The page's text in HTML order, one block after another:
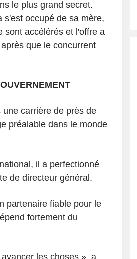
le plus grand secret.
s'est occupé de sa mère,
sont accélérés et l'offre a
que le concurrent
carrière de près de
préalable dans le monde
il a perfectionné
de directeur général.
partenaire fiable pour le
fortement du
les choses », a